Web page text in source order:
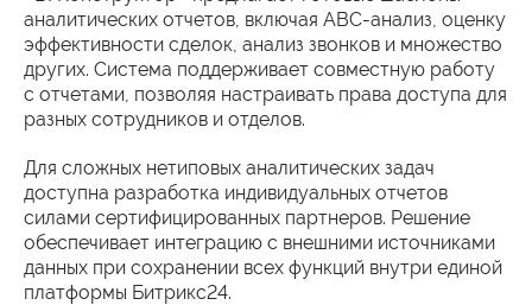
аналитических отчетов, включая ABC-анализ, оценку
эффективности сделок, анализ звонков и множество
других. Система поддерживает совместную работу
с отчетами, позволяя настраивать права доступа для
разных сотрудников и отделов.
Для сложных нетиповых аналитических задач
доступна разработка индивидуальных отчетов
силами сертифицированных партнеров. Решение
обеспечивает интеграцию с внешними источниками
данных при сохранении всех функций внутри единой
платформы Битрикс24.